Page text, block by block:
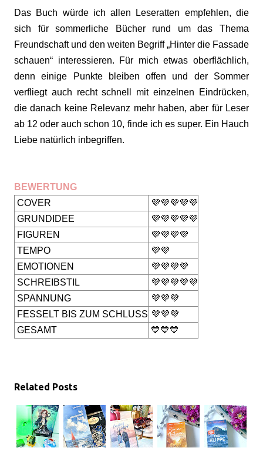
Das Buch würde ich allen Leseratten empfehlen, die
sich für sommerliche Bücher rund um das Thema
Freundschaft und den weiten Begriff „Hinter die Fassade
schauen“ interessieren. Für mich etwas oberflächlich,
denn einige Punkte bleiben offen und der Sommer
verfliegt auch recht schnell mit einzelnen Eindrücken,
die danach keine Relevanz mehr haben, aber für Leser
ab 12 oder auch schon 10, finde ich es super. Ein Hauch
Liebe natürlich inbegriffen.
BEWERTUNG
COVER
💜💜💜💜💜
GRUNDIDEE
💜💜💜💜💜
FIGUREN
💜💜💜💜
TEMPO
💜💜
EMOTIONEN
💜💜💜💜
SCHREIBSTIL
💜💜💜💜💜
SPANNUNG
💜💜💜
FESSELT BIS ZUM SCHLUSS 💜💜💜
GESAMT
💙💙💙
Related Posts